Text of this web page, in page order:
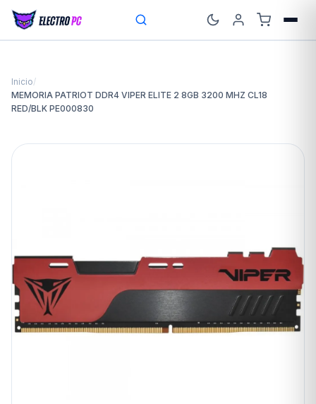
Inicio/
MEMORIA PATRIOT DDR4 VIPER ELITE 2 8GB 3200 MHZ CL18
RED/BLK PE000830